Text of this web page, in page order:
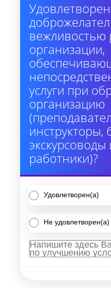
вежливостью
организации,
услуги при
организацию
инструкторы,
работники)?
Удовлетворен(а)
Не удовлетворен(а)